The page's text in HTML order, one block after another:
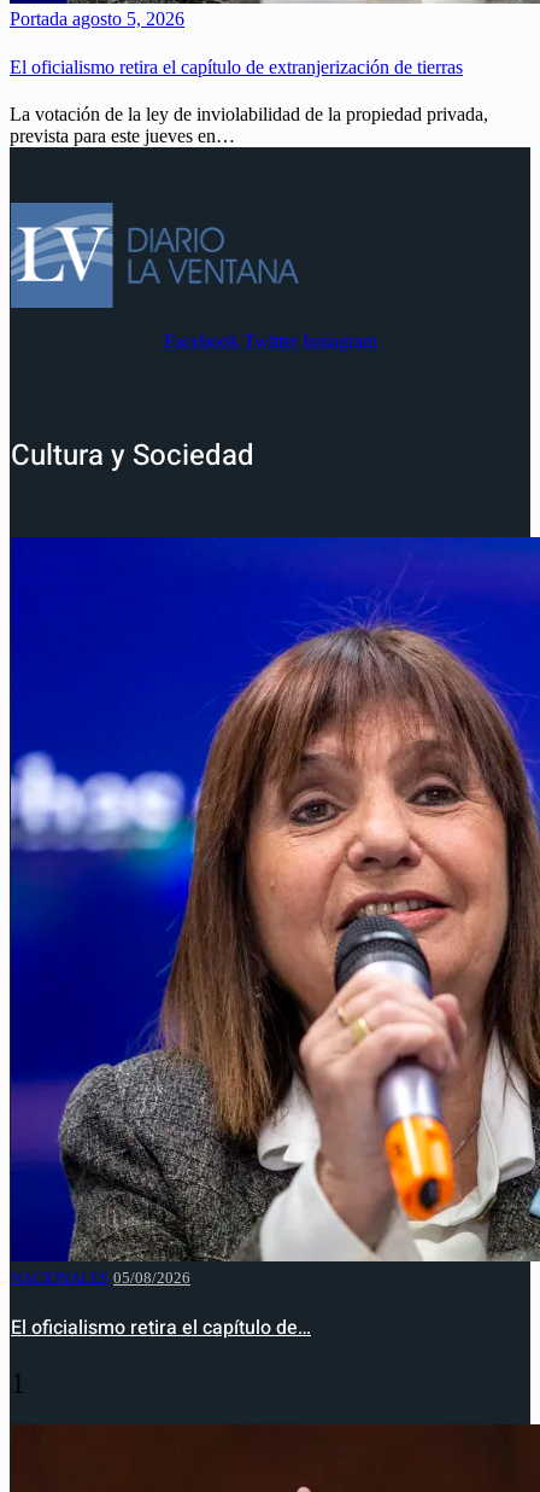
Portada agosto 5, 2026
El oficialismo retira el capítulo de extranjerización de tierras
La votación de la ley de inviolabilidad de la propiedad privada,
prevista para este jueves en…
Facebook Twitter Instagram
Cultura y Sociedad
NACIONALES 05/08/2026
El oficialismo retira el capítulo de…
1